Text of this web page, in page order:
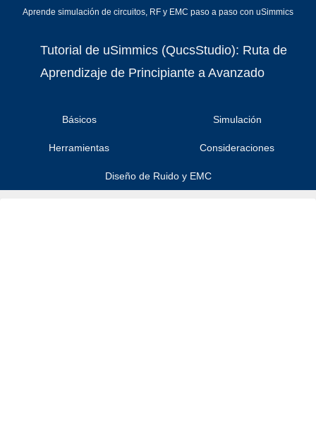
Aprende simulación de circuitos, RF y EMC paso a paso con uSimmics
Tutorial de uSimmics (QucsStudio): Ruta de
Aprendizaje de Principiante a Avanzado
Básicos Simulación
Herramientas Consideraciones
Diseño de Ruido y EMC